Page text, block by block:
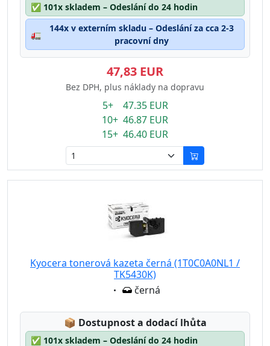
✅ 101x skladem – Odeslání do 24 hodin
🚛
144x v externím skladu – Odeslání za cca 2-3
pracovní dny
47,83 EUR
Bez DPH, plus náklady na dopravu
5+ 47.35 EUR
10+ 46.87 EUR
15+ 46.40 EUR
Kyocera tonerová kazeta černá (1T0C0A0NL1 /
TK5430K)
Eigenschaft:
černá
📦 Lagerstatus:
Dostupnost a dodací lhůta
✅ 101x skladem – Odeslání do 24 hodin